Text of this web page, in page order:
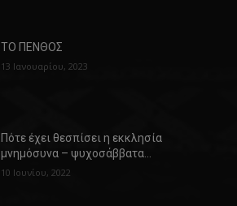
ΤΟ ΠΕΝΘΟΣ
13 Ιανουαρίου, 2023
Πότε έχει θεσπίσει η εκκλησία
μνημόσυνα – ψυχοσάββατα…
10 Ιουνίου, 2022